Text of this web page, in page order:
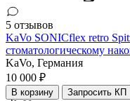
5 отзывов
KaVo SONICflex retro
стоматологическому
KaVo, Германия
10 000 ₽
В корзину Запросить КП